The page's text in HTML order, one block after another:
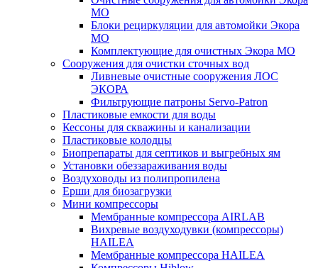
МО
Блоки рециркуляции для автомойки Экора
МО
Комплектующие для очистных Экора МО
Сооружения для очистки сточных вод
Ливневые очистные сооружения ЛОС
ЭКОРА
Фильтрующие патроны Servo-Patron
Пластиковые емкости для воды
Кессоны для скважины и канализации
Пластиковые колодцы
Биопрепараты для септиков и выгребных ям
Установки обеззараживания воды
Воздуховоды из полипропилена
Ерши для биозагрузки
Мини компрессоры
Мембранные компрессора AIRLAB
Вихревые воздуходувки (компрессоры)
HAILEA
Мембранные компрессора HAILEA